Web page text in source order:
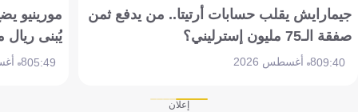
جيمارايش يقلب حسابات أرتيتا.. من يدفع ثمن
صفقة الـ75 مليون إسترليني؟
09:408 أغسطس 2026
مورينيو
يُبنى ريال
05:498 أغسطس 2026
إعلان